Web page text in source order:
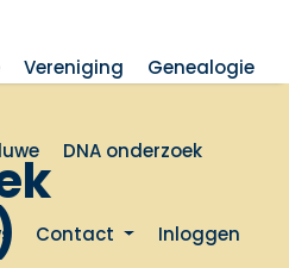
Vereniging Genealogie
DNA onderzoek
Contact Inloggen